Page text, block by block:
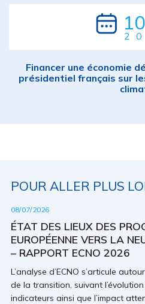
10
Financer une économie
présidentiel français sur
POUR ALLER PLUS
08/07/2026
ÉTAT DES LIEUX DES
EUROPÉENNE VERS LA
– RAPPORT ECNO 2026
L’analyse d’ECNO s’articule
de la transition, suivant
indicateurs ainsi que l’impact